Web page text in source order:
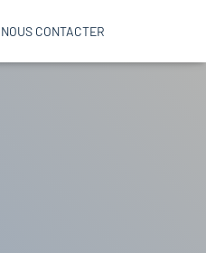
NOUS CONTACTER